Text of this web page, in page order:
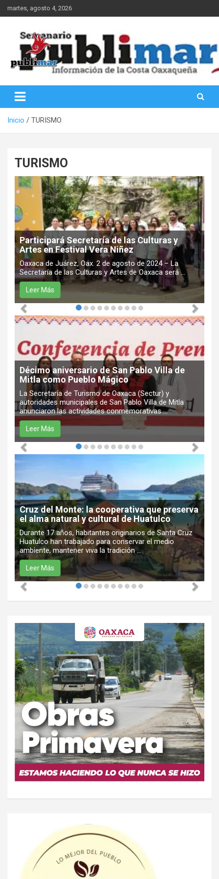
al
martes, agosto 4, 2026
PubliMar
Inicio TURISMO
TURISMO
Participará Secretaría de las Culturas y
Artes en Festival Vera Niñez
Oaxaca de Juárez, Oax. 2 de agosto de 2024 – La
Secretaría de las Culturas y Artes de Oaxaca será ...
Leer Más
Décimo aniversario de San Pablo Villa de
Mitla como Pueblo Mágico
La Secretaría de Turismo de Oaxaca (Sectur) y
autoridades municipales de San Pablo Villa de Mitla
anunciaron las actividades conmemorativas ...
Leer Más
Cruz del Monte: la cooperativa que preserva
el alma natural y cultural de Huatulco
Durante 17 años, habitantes originarios de Santa Cruz
Huatulco han trabajado para conservar el medio
ambiente, mantener viva la tradición ...
Leer Más